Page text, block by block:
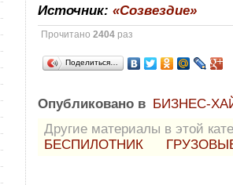
Источник:«Созвездие»
Прочитано2404 раз
Поделиться…
Опубликовано в БИЗНЕС-
Другие материалы в этой
БЕСПИЛОТНИК